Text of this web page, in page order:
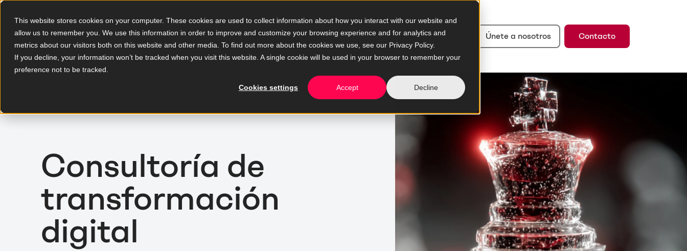
This website stores cookies on your computer. These cookies are used to collect information about how you interact with our website and
allow us to remember you. We use this information in order to improve and customize your browsing experience and for analytics and
metrics about our visitors both on this website and other media. To find out more about the cookies we use, see our Privacy Policy.
If you decline, your information won’t be tracked when you visit this website. A single cookie will be used in your browser to remember your
preference not to be tracked.
Cookies settings Accept Decline
ES Únete a nosotros Contacto
Consultoría de
transformación
digital